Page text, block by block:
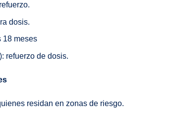
dosis.
18 meses
refuerzo de dosis.
residan en zonas de riesgo.